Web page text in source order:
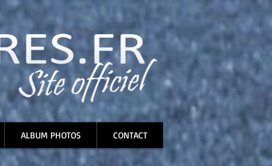
ALBUM PHOTOS CONTACT